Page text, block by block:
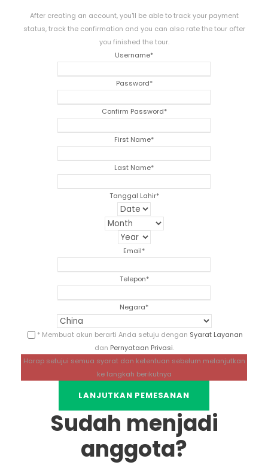
After creating an account,you'll be able to track your payment
status,track the confirmation and you can also rate the tour after
you finished the tour.
Username*
Password*
Confirm Password*
First Name*
Last Name*
Tanggal Lahir*
Email*
Telepon*
Negara*
* Membuat akun berarti Anda setuju dengan Syarat Layanan
dan Pernyataan Privasi.
Harap setujui semua syarat dan ketentuan sebelum melanjutkan
ke langkah berikutnya
Sudah menjadi
anggota?